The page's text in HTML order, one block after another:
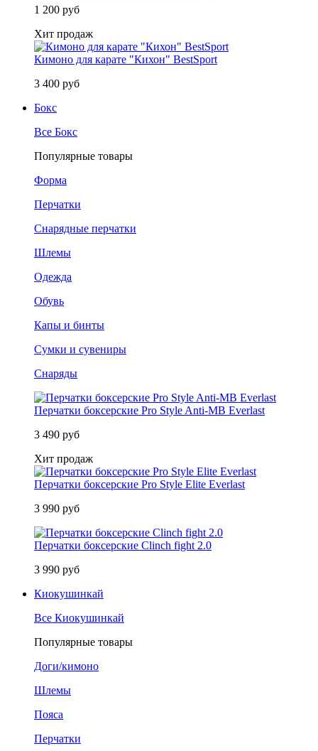
1 200 руб
Хит продаж
Кимоно для карате "Кихон" BestSport
3 400 руб
Бокс
Все Бокс
Популярные товары
Форма
Перчатки
Снарядные перчатки
Шлемы
Одежда
Обувь
Капы и бинты
Сумки и сувениры
Снаряды
Перчатки боксерские Pro Style Anti-MB Everlast
3 490 руб
Хит продаж
Перчатки боксерские Pro Style Elite Everlast
3 990 руб
Перчатки боксерские Clinch fight 2.0
3 990 руб
Киокушинкай
Все Киокушинкай
Популярные товары
Доги/кимоно
Шлемы
Пояса
Перчатки